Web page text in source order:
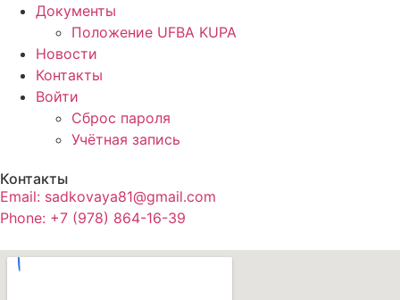
Документы
Положение UFBA KUPA
Новости
Контакты
Войти
Сброс пароля
Учётная запись
Контакты
Email: sadkovaya81@gmail.com
Phone: +7 (978) 864-16-39